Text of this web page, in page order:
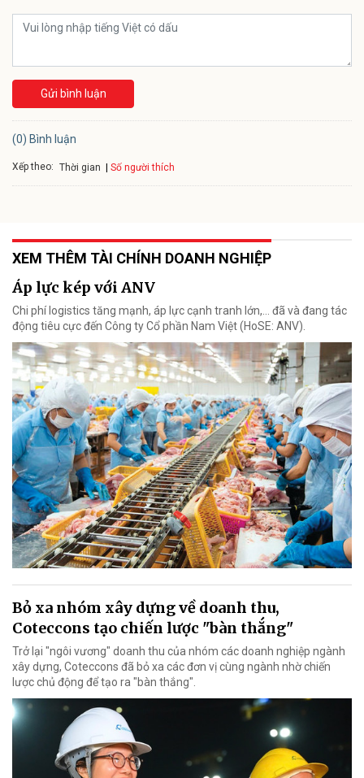
Gửi bình luận
(0) Bình luận
Xếp theo: Thời gian Số người thích
XEM THÊM TÀI CHÍNH DOANH NGHIỆP
Áp lực kép với ANV
Chi phí logistics tăng mạnh, áp lực cạnh tranh lớn,... đã và đang tác
động tiêu cực đến Công ty Cổ phần Nam Việt (HoSE: ANV).
Bỏ xa nhóm xây dựng về doanh thu,
Coteccons tạo chiến lược "bàn thắng"
Trở lại "ngôi vương" doanh thu của nhóm các doanh nghiệp ngành
xây dựng, Coteccons đã bỏ xa các đơn vị cùng ngành nhờ chiến
lược chủ động để tạo ra "bàn thắng".